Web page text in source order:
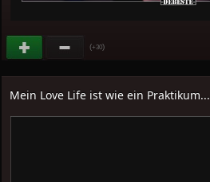
(+30)
Mein Love Life ist wie ein Praktikum...